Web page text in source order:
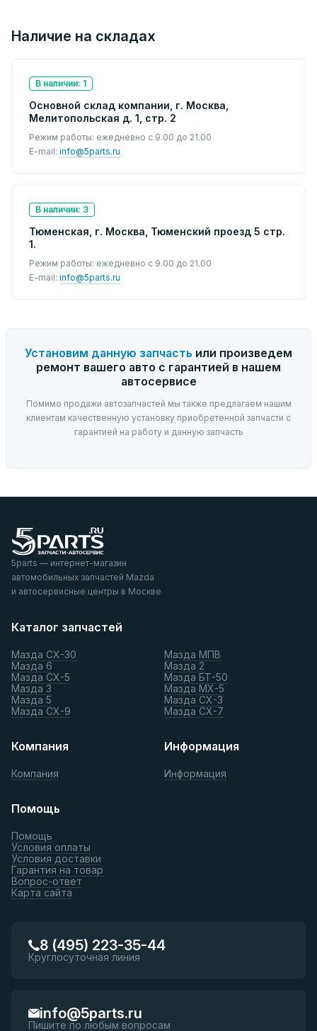
Наличие на складах
В наличии: 1
Основной склад компании, г. Москва,
Мелитопольская д. 1, стр. 2
Режим работы: ежедневно с 9.00 до 21.00
E-mail: info@5parts.ru
В наличии: 3
Тюменская, г. Москва, Тюменский проезд 5 стр.
1.
Режим работы: ежедневно с 9.00 до 21.00
E-mail: info@5parts.ru
Установим данную запчасть или произведем
ремонт вашего авто с гарантией в нашем
автосервисе
Помимо продажи автозапчастей мы также предлагаем нашим
клиентам качественную установку приобретенной запчасти с
гарантией на работу и данную запчасть
5parts — интернет-магазин
автомобильных запчастей Mazda
и автосервисные центры в Москве
Каталог запчастей
Мазда СХ-30
Мазда 6
Мазда СХ-5
Мазда 3
Мазда 5
Мазда СХ-9
Мазда МПВ
Мазда 2
Мазда БТ-50
Мазда МХ-5
Мазда СХ-3
Мазда СХ-7
Компания
Компания
Информация
Информация
Помощь
Помощь
Условия оплаты
Условия доставки
Гарантия на товар
Вопрос-ответ
Карта сайта
8 (495) 223-35-44
Круглосуточная линия
info@5parts.ru
Пишите по любым вопросам